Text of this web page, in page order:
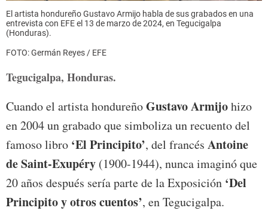
El artista hondureño Gustavo Armijo habla de sus grabados en una
entrevista con EFE el 13 de marzo de 2024, en Tegucigalpa
(Honduras).
FOTO: Germán Reyes / EFE
Tegucigalpa, Honduras.
Cuando el artista hondureñoGustavo Armijohizo
en 2004 un grabado que simboliza un recuento del
famoso libro ‘El Principito’, del francés Antoine
de Saint-Exupéry (1900-1944), nunca imaginó que
20 años después sería parte de la Exposición ‘Del
Principito y otros cuentos’, en Tegucigalpa.